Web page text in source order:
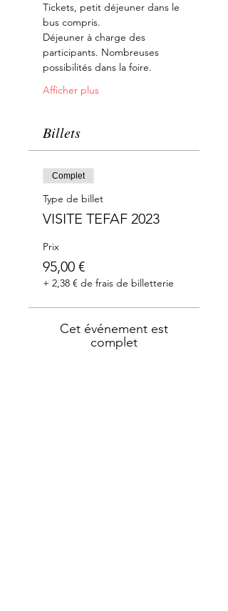
Tickets, petit déjeuner dans le
bus compris.
Déjeuner à charge des
participants. Nombreuses
possibilités dans la foire.
Afficher plus
Billets
Complet
Type de billet
VISITE TEFAF 2023
Prix
95,00 €
+ 2,38 € de frais de billetterie
Cet événement est
complet